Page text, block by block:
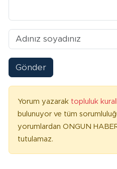
Gönder
Yorum yazarak topluluk
bulunuyor ve tüm
yorumlardan ONGUN
tutulamaz.